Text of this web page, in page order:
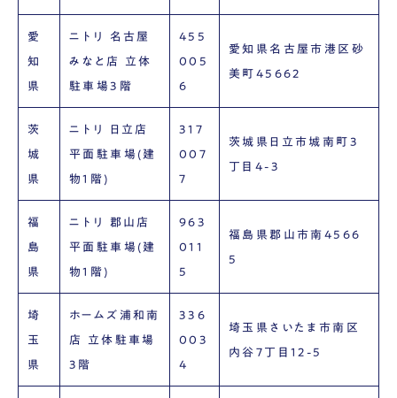
愛
知
県
ニトリ 名古屋
みなと店 立体
駐車場3階
455
005
6
愛知県名古屋市港区砂
美町45662
茨
城
県
ニトリ 日立店
平面駐車場(建
物1階)
317
007
7
茨城県日立市城南町3
丁目4-3
福
島
県
ニトリ 郡山店
平面駐車場(建
物1階)
963
011
5
福島県郡山市南4566
5
埼
玉
県
ホームズ浦和南
店 立体駐車場
3階
336
003
4
埼玉県さいたま市南区
内谷7丁目12-5